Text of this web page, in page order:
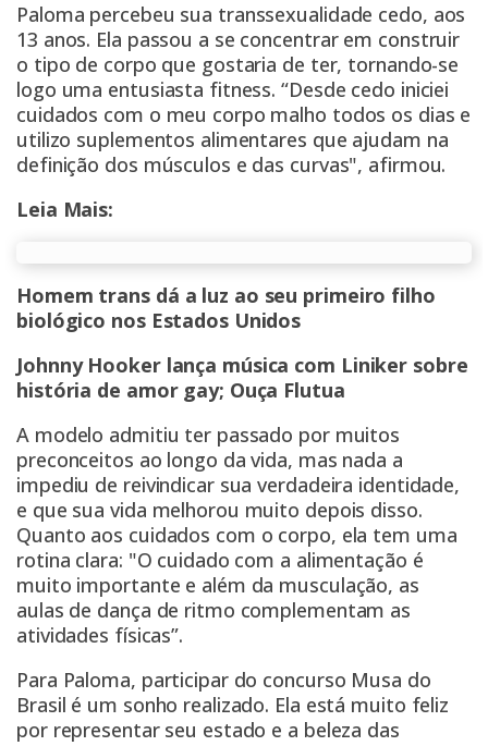
Paloma percebeu sua transsexualidade cedo, aos
13 anos. Ela passou a se concentrar em construir
o tipo de corpo que gostaria de ter, tornando-se
logo uma entusiasta fitness. “Desde cedo iniciei
cuidados com o meu corpo malho todos os dias e
utilizo suplementos alimentares que ajudam na
definição dos músculos e das curvas", afirmou.
Leia Mais:
Homem trans dá a luz ao seu primeiro filho
biológico nos Estados Unidos
Johnny Hooker lança música com Liniker sobre
história de amor gay; Ouça Flutua
A modelo admitiu ter passado por muitos
preconceitos ao longo da vida, mas nada a
impediu de reivindicar sua verdadeira identidade,
e que sua vida melhorou muito depois disso.
Quanto aos cuidados com o corpo, ela tem uma
rotina clara: "O cuidado com a alimentação é
muito importante e além da musculação, as
aulas de dança de ritmo complementam as
atividades físicas”.
Para Paloma, participar do concurso Musa do
Brasil é um sonho realizado. Ela está muito feliz
por representar seu estado e a beleza das